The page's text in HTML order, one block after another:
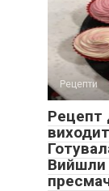
Рецепти
Рецепт
Вийшли